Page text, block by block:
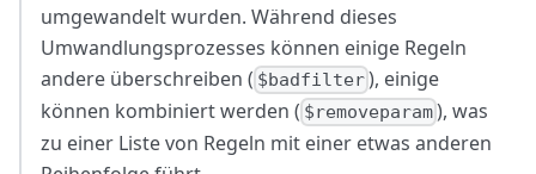
umgewandelt wurden. Während dieses
Umwandlungsprozesses können einige Regeln
andere überschreiben ( $badfilter), einige
können kombiniert werden ( $removeparam), was
zu einer Liste von Regeln mit einer etwas anderen